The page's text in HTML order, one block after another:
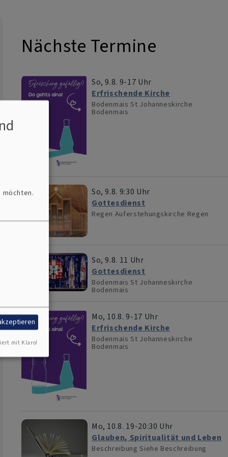
Nächste Termine
So, 9.8. 9-17 Uhr
Erfrischende Kirche
Bodenmais St Johanneskirche
Bodenmais
So, 9.8. 9:30 Uhr
Gottesdienst
Regen Auferstehungskirche Regen
So, 9.8. 11 Uhr
Gottesdienst
Bodenmais St Johanneskirche
Bodenmais
Mo, 10.8. 9-17 Uhr
Erfrischende Kirche
Bodenmais St Johanneskirche
Bodenmais
Mo, 10.8. 19-20:30 Uhr
Glauben, Spiritualität und Leben
Beschreibung Siehe Beschreibung
mit Klaro!